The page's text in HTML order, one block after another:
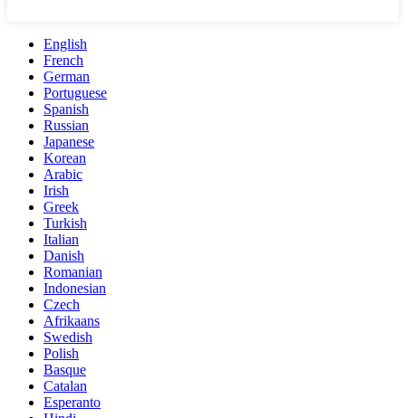
English
French
German
Portuguese
Spanish
Russian
Japanese
Korean
Arabic
Irish
Greek
Turkish
Italian
Danish
Romanian
Indonesian
Czech
Afrikaans
Swedish
Polish
Basque
Catalan
Esperanto